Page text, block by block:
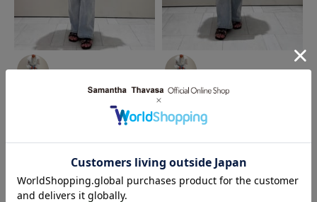
SAMANTHAVEGA ラゾー
2026.05.20
ナ川崎プラザ店